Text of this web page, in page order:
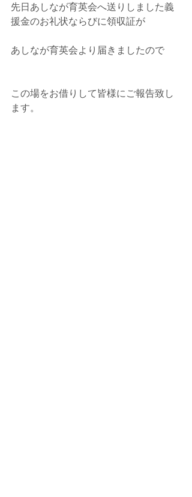
先日あしなが育英会へ送りしました義
援金のお礼状ならびに領収証が
あしなが育英会より届きましたので
この場をお借りして皆様にご報告致し
ます。